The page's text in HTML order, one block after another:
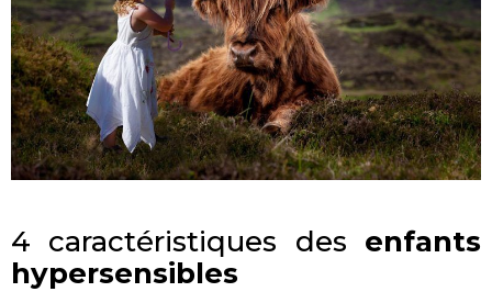
4 caractéristiques des enfants
hypersensibles